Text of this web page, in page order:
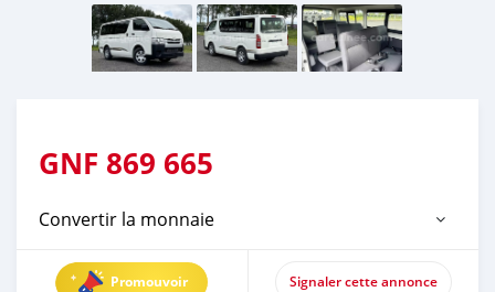
GNF 869 665
Convertir la monnaie
Promouvoir Signaler cette annonce